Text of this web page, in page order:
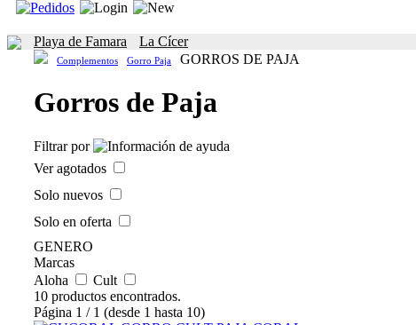
Playa de Famara La Cícer
Complementos Gorro Paja GORROS DE PAJA
Gorros de Paja
Filtrar por
Ver agotados
Solo nuevos
Solo en oferta
GENERO
Marcas
Aloha
Cult
10 productos encontrados.
Página 1 / 1 (desde 1 hasta 10)